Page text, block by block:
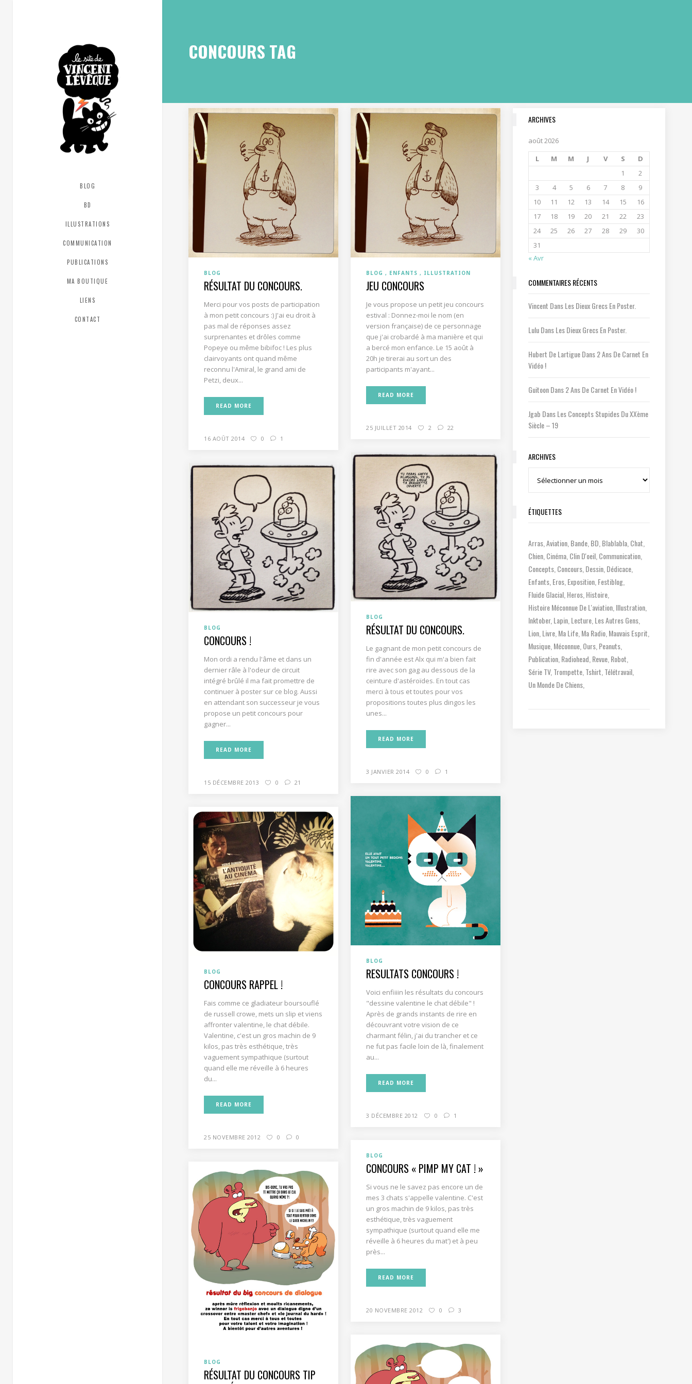
BLOG
BD
ILLUSTRATIONS
COMMUNICATION
PUBLICATIONS
MA BOUTIQUE
LIENS
CONTACT
CONCOURS TAG
BLOG
RÉSULTAT DU CONCOURS.
Merci pour vos posts de participation
à mon petit concours :) J'ai eu droit à
pas mal de réponses assez
surprenantes et drôles comme
Popeye ou même bibifoc ! Les plus
clairvoyants ont quand même
reconnu l'Amiral, le grand ami de
Petzi, deux...
READ MORE
16 AOÛT 2014 0 1
BLOG ENFANTS ILLUSTRATION
JEU CONCOURS
Je vous propose un petit jeu concours
estival : Donnez-moi le nom (en
version française) de ce personnage
que j'ai crobardé à ma manière et qui
a bercé mon enfance. Le 15 août à
20h je tirerai au sort un des
participants m'ayant...
READ MORE
25 JUILLET 2014 2 22
BLOG
RÉSULTAT DU CONCOURS.
Le gagnant de mon petit concours de
fin d'année est Alx qui m'a bien fait
rire avec son gag au dessous de la
ceinture d'astéroïdes. En tout cas
merci à tous et toutes pour vos
propositions toutes plus dingos les
unes...
READ MORE
3 JANVIER 2014 0 1
BLOG
CONCOURS !
Mon ordi a rendu l'âme et dans un
dernier râle à l'odeur de circuit
intégré brûlé il ma fait promettre de
continuer à poster sur ce blog. Aussi
en attendant son successeur je vous
propose un petit concours pour
gagner...
READ MORE
15 DÉCEMBRE 2013 0 21
BLOG
RESULTATS CONCOURS !
Voici enfiiiin les résultats du concours
"dessine valentine le chat débile" !
Après de grands instants de rire en
découvrant votre vision de ce
charmant félin, j'ai du trancher et ce
ne fut pas facile loin de là, finalement
au...
READ MORE
3 DÉCEMBRE 2012 0 1
BLOG
CONCOURS RAPPEL !
Fais comme ce gladiateur boursouflé
de russell crowe, mets un slip et viens
affronter valentine, le chat débile.
Valentine, c'est un gros machin de 9
kilos, pas très esthétique, très
vaguement sympathique (surtout
quand elle me réveille à 6 heures
du...
READ MORE
25 NOVEMBRE 2012 0 0
BLOG
CONCOURS « PIMP MY CAT ! »
Si vous ne le savez pas encore un de
mes 3 chats s'appelle valentine. C'est
un gros machin de 9 kilos, pas très
esthétique, très vaguement
sympathique (surtout quand elle me
réveille à 6 heures du mat') et à peu
près...
READ MORE
20 NOVEMBRE 2012 0 3
BLOG
RÉSULTAT DU CONCOURS TIP
ARCHIVES
août 2026
L
M M J V S
D
1
2
3
4 5 6 7 8
9
10
11 12 13 14 15
16
17
18 19 20 21 22
23
24
25 26 27 28 29
30
31
« Avr
COMMENTAIRES RÉCENTS
Vincent DansLes Dieux Grecs En Poster.
LuluDansLes Dieux Grecs En Poster.
Hubert De LartigueDans2 Ans De Carnet En
Vidéo !
GuitoonDans2 Ans De Carnet En Vidéo !
Jgab DansLes Concepts Stupides Du XXème
Siècle – 19
ARCHIVES
Archives
ÉTIQUETTES
Arras Aviation Bande BD Blablabla Chat
Chien Cinéma Clin D'oeil Communication
Concepts Concours Dessin Dédicace
Enfants Eros Exposition Festiblog
Fluide Glacial Heros Histoire
Histoire Méconnue De L'aviation Illustration
Inktober Lapin Lecture Les Autres Gens
Lion Livre Ma Life Ma Radio Mauvais Esprit
Musique Méconnue Ours Peanuts
Publication Radiohead Revue Robot
Série TV Trompette Tshirt Télétravail
Un Monde De Chiens